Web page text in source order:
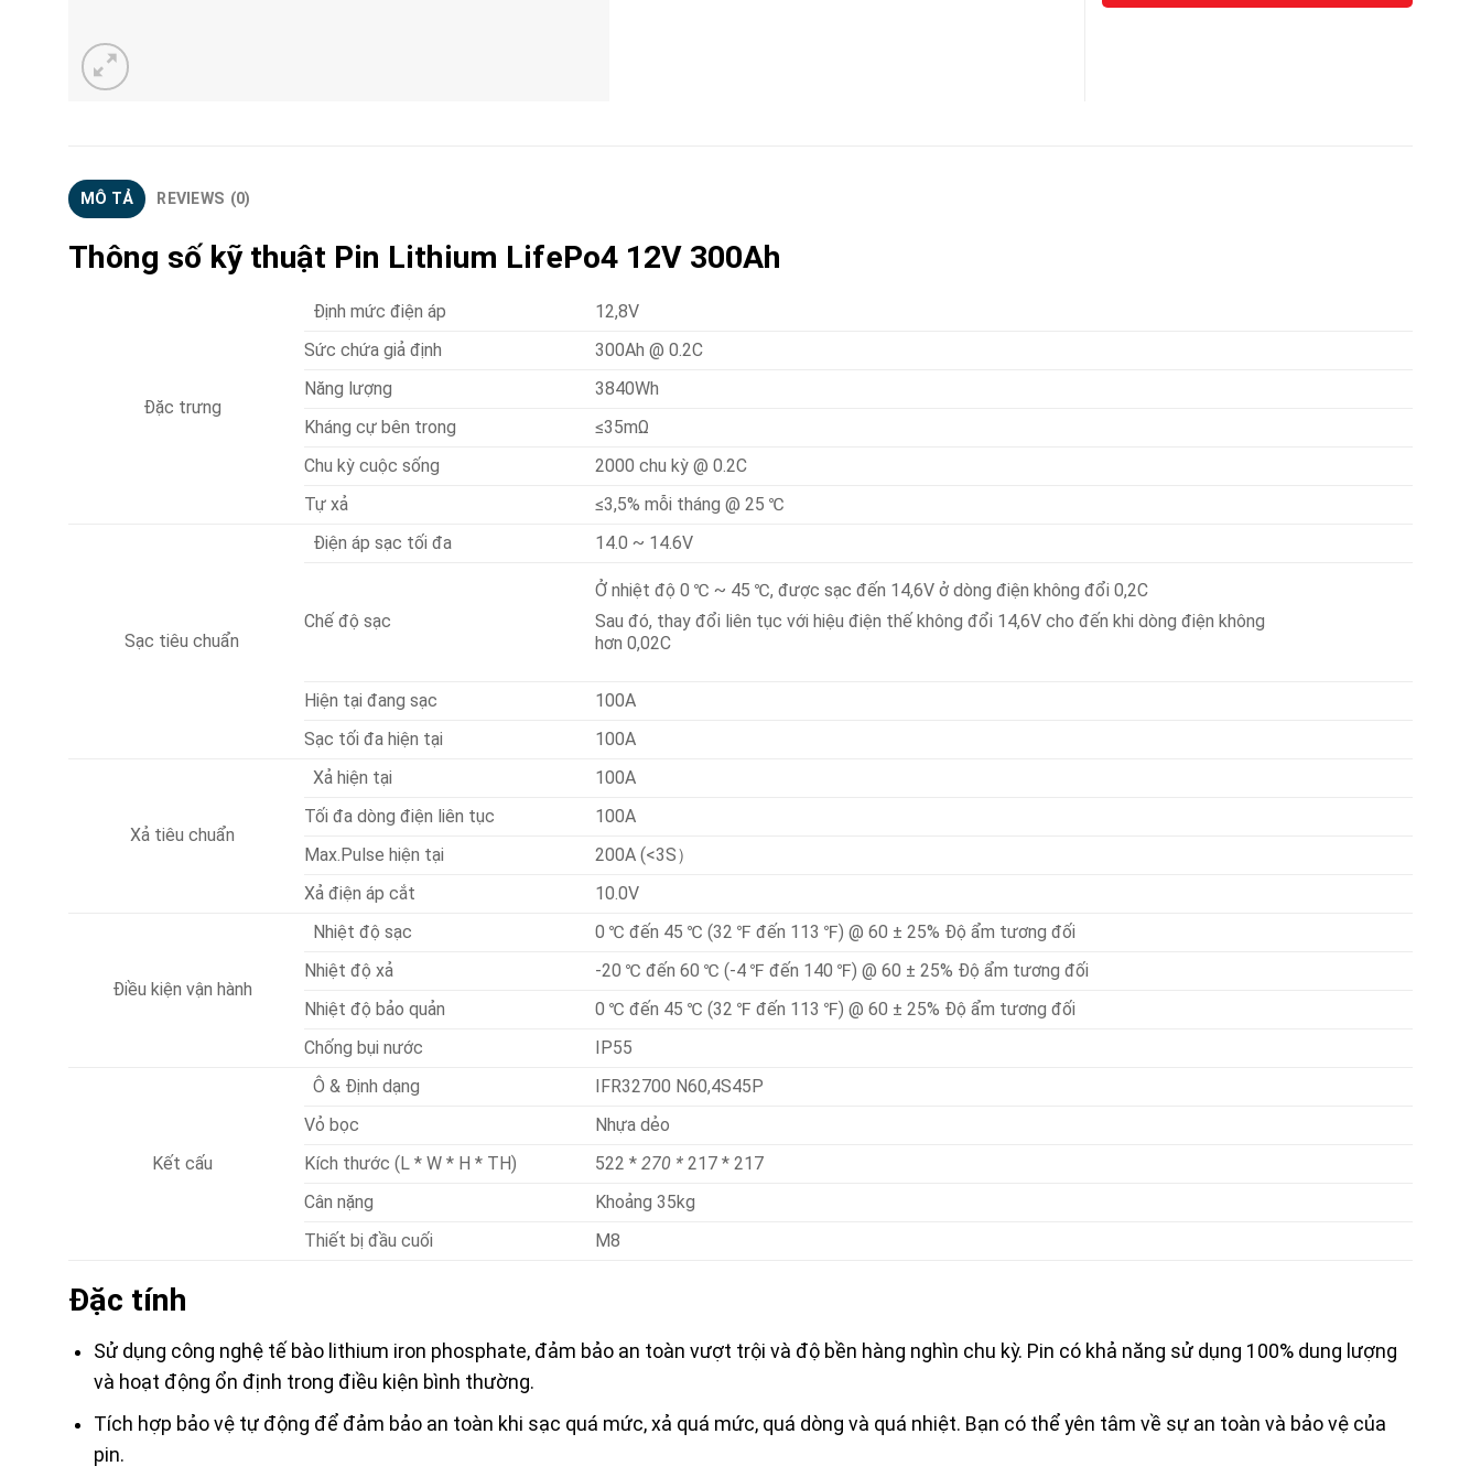
MÔ TẢ REVIEWS (0)
Thông số kỹ thuật Pin Lithium LifePo4 12V 300Ah
Đặc trưng
Định mức điện áp
12,8V
Sức chứa giả định
300Ah @ 0.2C
Năng lượng
3840Wh
Kháng cự bên trong
≤35mΩ
Chu kỳ cuộc sống
2000 chu kỳ @ 0.2C
Tự xả
≤3,5% mỗi tháng @ 25 ℃
Sạc tiêu chuẩn
Điện áp sạc tối đa 14.0 ~ 14.6V
Chế độ sạc
Ở nhiệt độ 0 ℃ ~ 45 ℃, được sạc đến 14,6V ở dòng điện không đổi 0,2C
Sau đó, thay đổi liên tục với hiệu điện thế không đổi 14,6V cho đến khi dòng điện không
hơn 0,02C
Hiện tại đang sạc
100A
Sạc tối đa hiện tại
100A
Xả tiêu chuẩn
Xả hiện tại
100A
Tối đa dòng điện liên tục
100A
Max.Pulse hiện tại
200A (<3S）
Xả điện áp cắt
10.0V
Điều kiện vận hành
Nhiệt độ sạc
0 ℃ đến 45 ℃ (32 ℉ đến 113 ℉) @ 60 ± 25% Độ ẩm tương đối
Nhiệt độ xả
-20 ℃ đến 60 ℃ (-4 ℉ đến 140 ℉) @ 60 ± 25% Độ ẩm tương đối
Nhiệt độ bảo quản
0 ℃ đến 45 ℃ (32 ℉ đến 113 ℉) @ 60 ± 25% Độ ẩm tương đối
Chống bụi nước
IP55
Kết cấu
Ô & Định dạng
IFR32700 N60,4S45P
Vỏ bọc
Nhựa dẻo
Kích thước (L * W * H * TH)
522 * 270 * 217 * 217
Cân nặng
Khoảng 35kg
Thiết bị đầu cuối
M8
Đặc tính
Sử dụng công nghệ tế bào lithium iron phosphate, đảm bảo an toàn vượt trội và độ bền hàng nghìn chu kỳ. Pin có khả năng sử dụng 100% dung lượng
và hoạt động ổn định trong điều kiện bình thường.
Tích hợp bảo vệ tự động để đảm bảo an toàn khi sạc quá mức, xả quá mức, quá dòng và quá nhiệt. Bạn có thể yên tâm về sự an toàn và bảo vệ của
pin.